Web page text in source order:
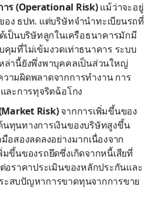
าร (Operational Risk)แม้ว่าจะอยู่
ง ธปท. แต่บริษัทจำนำทะเบียนรถที่
เป็นบริษัทลูกในเครือธนาคารมักมี
มที่ไม่เข้มงวดเท่าธนาคาร ระบบ
ล่านี้ยังพึ่งพาบุคคลเป็นส่วนใหญ่
ามผิดพลาดจากการทำงาน การ
ละการทุจริตฉ้อโกง
Risk)จากการเพิ่มขึ้นของ
นทุนทางการเงินของบริษัทสูงขึ้น
อสองลดลงอย่างมากเนื่องจาก
ขึ้นของรถยึดซึ่งเกิดจากหนี้เสียที่
อราคาประเมินของหลักประกันและ
ะสบปัญหาการขาดทุนจากการขาย